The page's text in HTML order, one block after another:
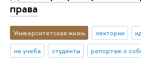
права
Университетская жизнь лектории
не учеба
студенты репортаж о